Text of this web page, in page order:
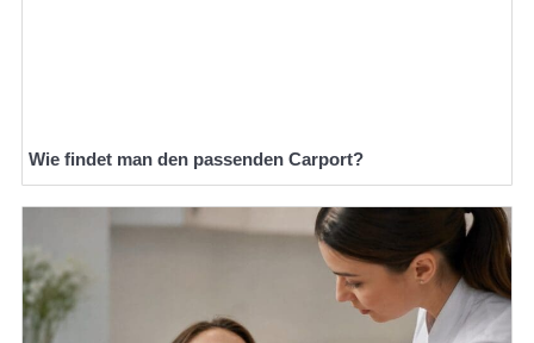
Wie findet man den passenden Carport?